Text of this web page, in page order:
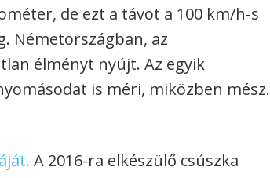
de ezt a távot a 100 km/h-s
Németországban, az
élményt nyújt. Az egyik
is méri, miközben mész.
A 2016-ra elkészülő csúszka